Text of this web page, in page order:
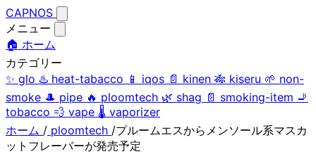
CAPNOS
メニュー
🏠 ホーム
カテゴリー
✨ glo ♨️ heat-tabacco 📱 iqos 📄 kinen 🎋 kiseru 🌱 non-
smoke 🎩 pipe 🔥 ploomtech 🌿 shag 📄 smoking-item 🚬
tobacco 💨 vape 🌡️ vaporizer
ホーム / ploomtech /プルームエスからメンソール系マスカ
ットフレーバーが発売予定